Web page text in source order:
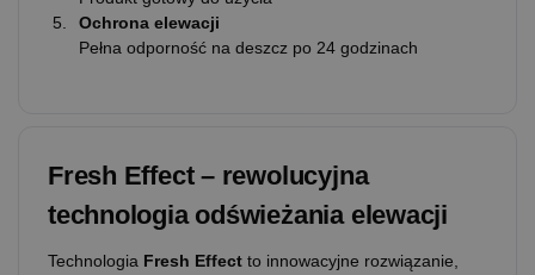
Ochrona elewacji
Pełna odporność na deszcz po 24 godzinach
Fresh Effect – rewolucyjna
technologia odświeżania elewacji
Technologia Fresh Effect to innowacyjne rozwiązanie,